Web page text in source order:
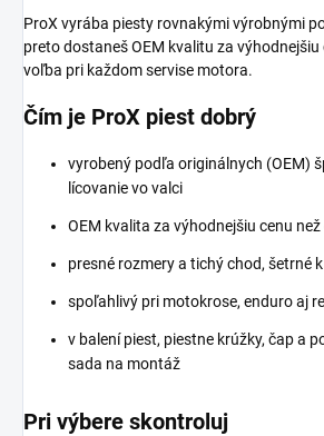
ProX vyrába piesty rovnakými výrobnými
preto dostaneš OEM kvalitu za výhodnejšiu
voľba pri každom servise motora.
Čím je ProX piest dobrý
vyrobený podľa originálnych (OEM)
lícovanie vo valci
OEM kvalita za výhodnejšiu cenu než
presné rozmery a tichý chod, šetrné
spoľahlivý pri motokrose, enduro aj
v balení piest, piestne krúžky, čap a
sada na montáž
Pri výbere skontroluj